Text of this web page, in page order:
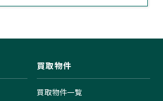
買取物件
買取物件一覧